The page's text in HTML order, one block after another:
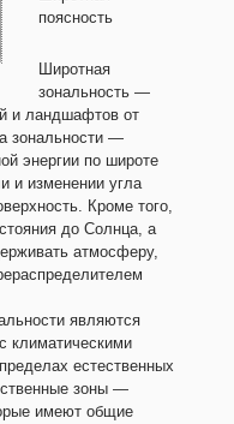
поясность
Широтная
зональность —
и ландшафтов от
зональности —
энергии по широте
и изменении угла
Кроме того,
до Солнца, а
атмосферу,
являются
климатическими
естественных
зоны —
имеют общие